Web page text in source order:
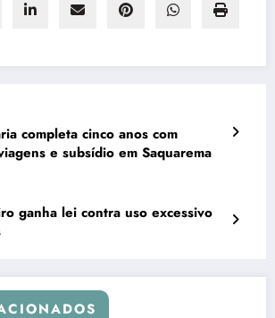
completa cinco anos com
e subsídio em Saquarema
lei contra uso excessivo